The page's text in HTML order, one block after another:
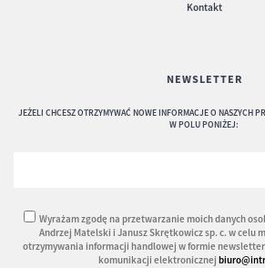
Kontakt
NEWSLETTER
JEŻELI CHCESZ OTRZYMYWAĆ NOWE INFORMACJE O NASZYCH
W POLU PONIŻEJ:
Wyrażam zgodę na przetwarzanie moich danych
Andrzej Matelski i Janusz Skrętkowicz sp. c. w celu
otrzymywania informacji handlowej w formie
komunikacji elektronicznej